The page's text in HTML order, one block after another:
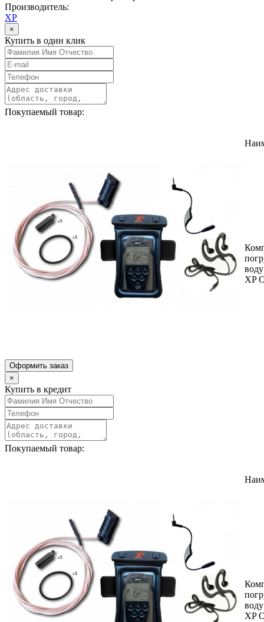
Производитель:
XP
×
Купить в один клик
Покупаемый товар:
XP
Оформить заказ
×
Купить в кредит
Покупаемый товар:
XP